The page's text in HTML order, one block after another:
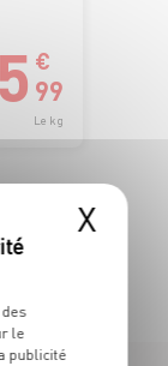
5 €
99
Le kg
X
le
publicité